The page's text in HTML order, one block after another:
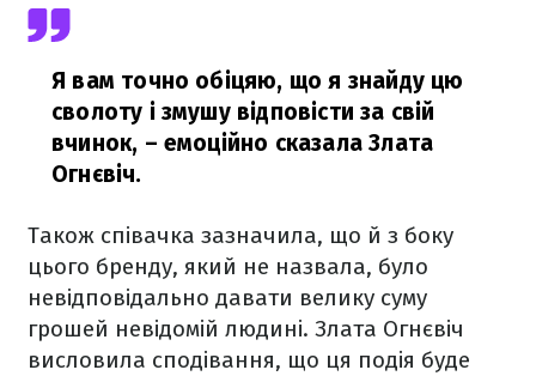
Я вам точно обіцяю, що я знайду цю
сволоту і змушу відповісти за свій
вчинок, – емоційно сказала Злата
Огнєвіч.
Також співачка зазначила, що й з боку
цього бренду, який не назвала, було
невідповідально давати велику суму
грошей невідомій людині. Злата Огнєвіч
висловила сподівання, що ця подія буде